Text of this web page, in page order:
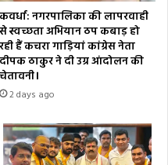
कवर्धा: नगरपालिका की लापरवाही
से स्वच्छता अभियान ठप कबाड़ हो
रही हैं कचरा गाड़ियां कांग्रेस नेता
दीपक ठाकुर ने दी उग्र आंदोलन की
चेतावनी।
2 days ago